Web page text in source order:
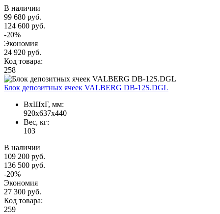
В наличии
99 680 руб.
124 600 руб.
-20%
Экономия
24 920 руб.
Код товара:
258
Блок депозитных ячеек VALBERG DB-12S.DGL
ВxШxГ, мм:
920x637x440
Вес, кг:
103
В наличии
109 200 руб.
136 500 руб.
-20%
Экономия
27 300 руб.
Код товара:
259